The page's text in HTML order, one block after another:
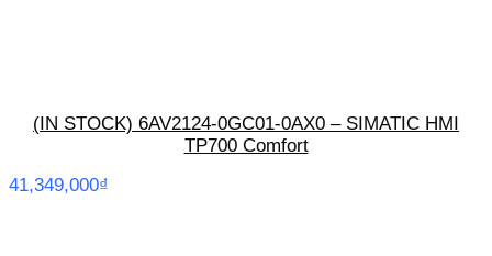
(IN STOCK) 6AV2124-0GC01-0AX0 – SIMATIC HMI
TP700 Comfort
41,349,000₫